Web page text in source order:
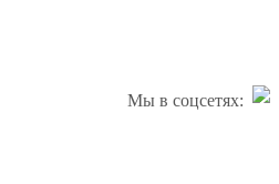
Мы в соцсетях: